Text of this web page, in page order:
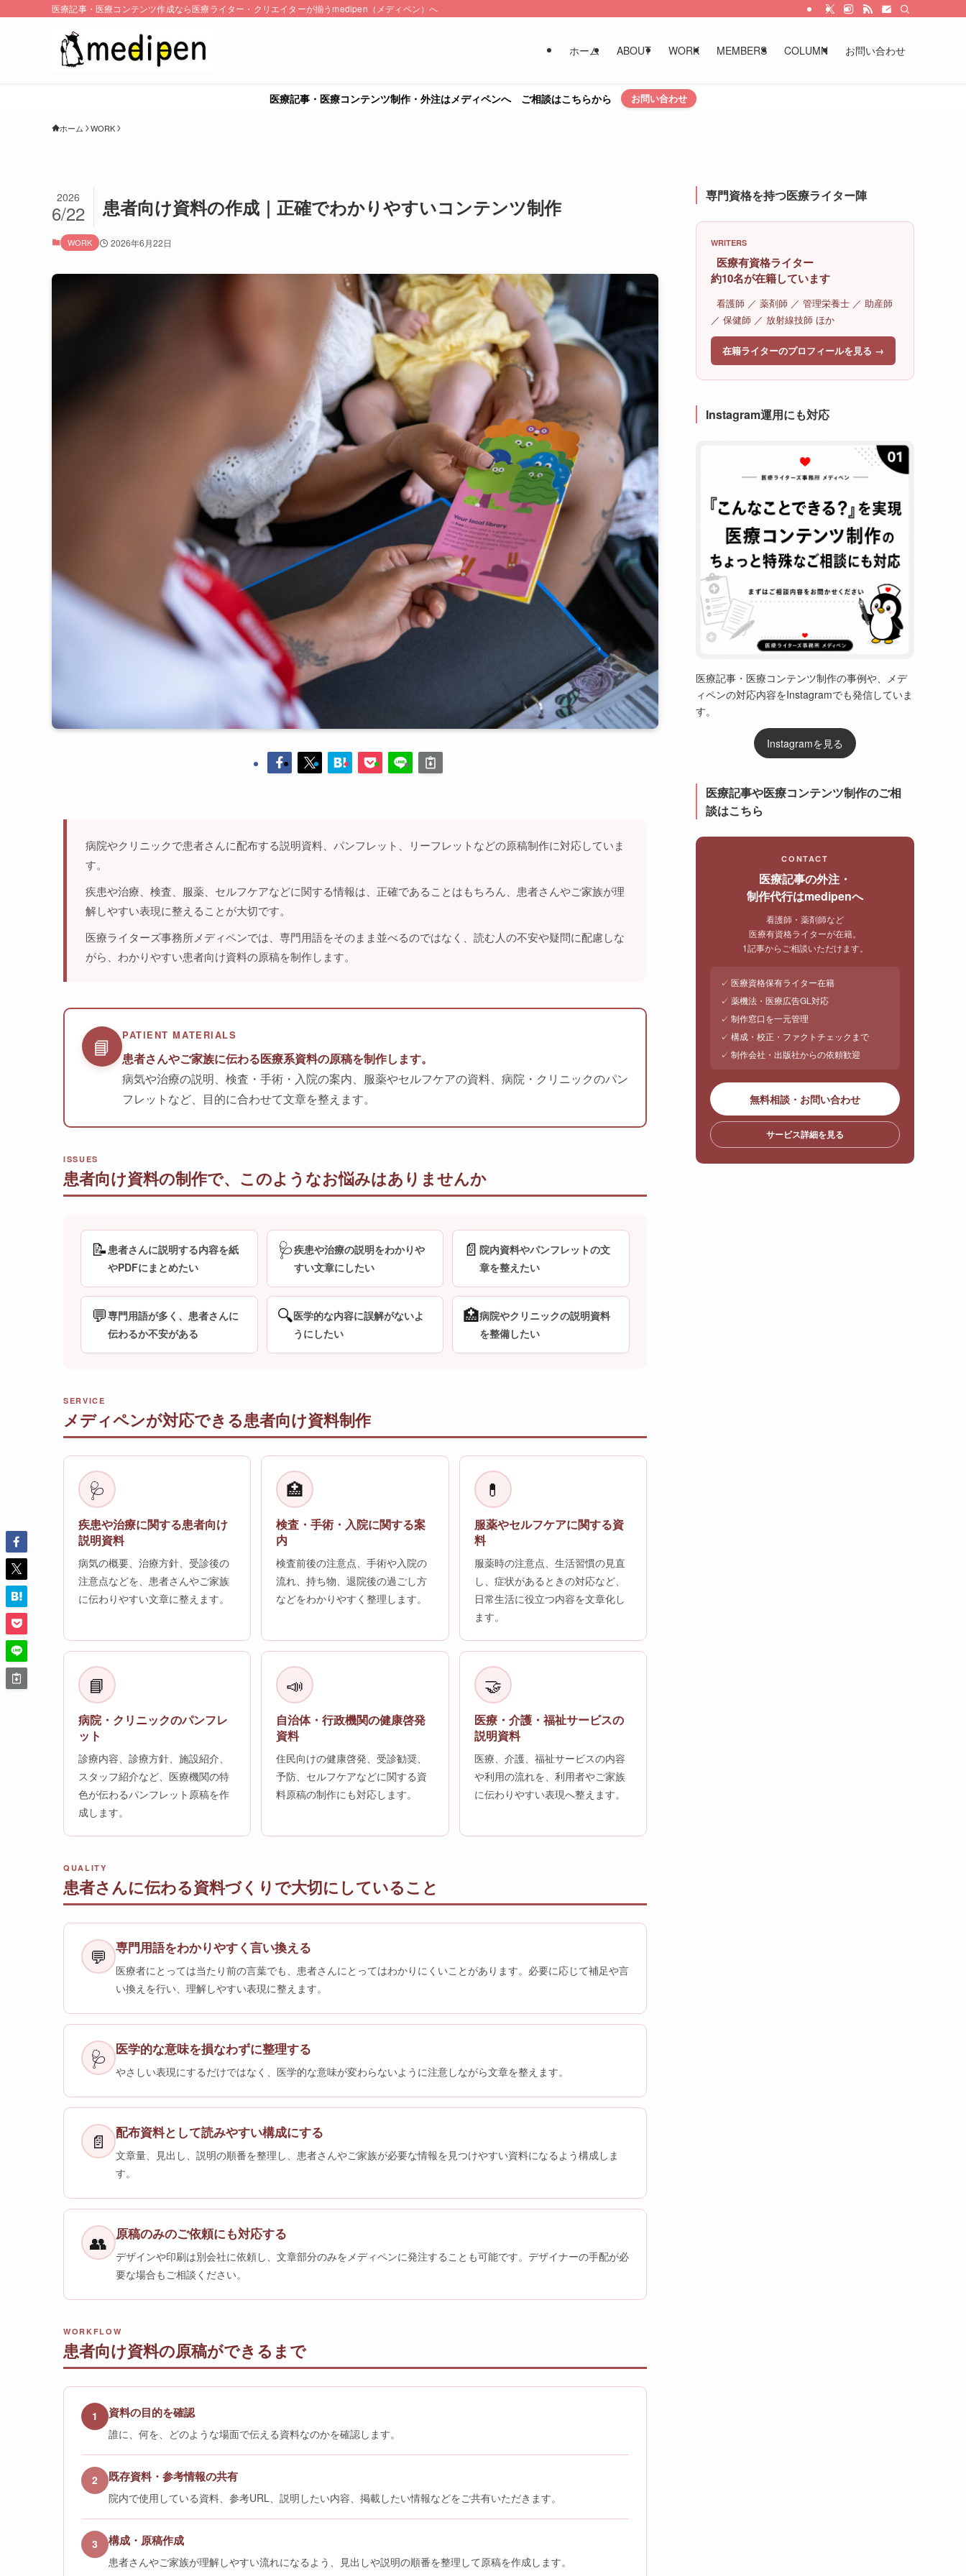
医療記事・医療コンテンツ作成なら医療ライター・クリエイターが揃うmedipen（メディペン）へ
ホーム ABOUT WORK MEMBERS COLUMN お問い合わせ
医療記事・医療コンテンツ制作・外注はメディペンへ ご相談はこちらから お問い合わせ
ホーム WORK
患者向け資料の作成｜正確でわかりやすいコンテンツ制作
2026
6/22
WORK 2026年6月22日
病院やクリニックで患者さんに配布する説明資料、パンフレット、リーフレットなどの原稿制作に対応していま
す。
疾患や治療、検査、服薬、セルフケアなどに関する情報は、正確であることはもちろん、患者さんやご家族が理
解しやすい表現に整えることが大切です。
医療ライターズ事務所メディペンでは、専門用語をそのまま並べるのではなく、読む人の不安や疑問に配慮しな
がら、わかりやすい患者向け資料の原稿を制作します。
📘 PATIENT MATERIALS
患者さんやご家族に伝わる医療系資料の原稿を制作します。
病気や治療の説明、検査・手術・入院の案内、服薬やセルフケアの資料、病院・クリニックのパン
フレットなど、目的に合わせて文章を整えます。
ISSUES
患者向け資料の制作で、このようなお悩みはありませんか
📝患者さんに説明する内容を紙
やPDFにまとめたい
🩺疾患や治療の説明をわかりや
すい文章にしたい
📄院内資料やパンフレットの文
章を整えたい
💬専門用語が多く、患者さんに
伝わるか不安がある
🔍医学的な内容に誤解がないよ
うにしたい
🏥病院やクリニックの説明資料
を整備したい
SERVICE
メディペンが対応できる患者向け資料制作
🩺
疾患や治療に関する患者向け
説明資料
病気の概要、治療方針、受診後の
注意点などを、患者さんやご家族
に伝わりやすい文章に整えます。
🏥
検査・手術・入院に関する案
内
検査前後の注意点、手術や入院の
流れ、持ち物、退院後の過ごし方
などをわかりやすく整理します。
💊
服薬やセルフケアに関する資
料
服薬時の注意点、生活習慣の見直
し、症状があるときの対応など、
日常生活に役立つ内容を文章化し
ます。
📘
病院・クリニックのパンフレ
ット
診療内容、診療方針、施設紹介、
スタッフ紹介など、医療機関の特
色が伝わるパンフレット原稿を作
成します。
📣
自治体・行政機関の健康啓発
資料
住民向けの健康啓発、受診勧奨、
予防、セルフケアなどに関する資
料原稿の制作にも対応します。
🤝
医療・介護・福祉サービスの
説明資料
医療、介護、福祉サービスの内容
や利用の流れを、利用者やご家族
に伝わりやすい表現へ整えます。
QUALITY
患者さんに伝わる資料づくりで大切にしていること
💬 専門用語をわかりやすく言い換える
医療者にとっては当たり前の言葉でも、患者さんにとってはわかりにくいことがあります。必要に応じて補足や言
い換えを行い、理解しやすい表現に整えます。
🩺 医学的な意味を損なわずに整理する
やさしい表現にするだけではなく、医学的な意味が変わらないように注意しながら文章を整えます。
📄 配布資料として読みやすい構成にする
文章量、見出し、説明の順番を整理し、患者さんやご家族が必要な情報を見つけやすい資料になるよう構成しま
す。
👥 原稿のみのご依頼にも対応する
デザインや印刷は別会社に依頼し、文章部分のみをメディペンに発注することも可能です。デザイナーの手配が必
要な場合もご相談ください。
WORKFLOW
患者向け資料の原稿ができるまで
1 資料の目的を確認
誰に、何を、どのような場面で伝える資料なのかを確認します。
2 既存資料・参考情報の共有
院内で使用している資料、参考URL、説明したい内容、掲載したい情報などをご共有いただきます。
3 構成・原稿作成
患者さんやご家族が理解しやすい流れになるよう、見出しや説明の順番を整理して原稿を作成します。
専門資格を持つ医療ライター陣
WRITERS
医療有資格ライター
約10名が在籍しています
看護師 ／ 薬剤師 ／ 管理栄養士 ／ 助産師
／ 保健師 ／ 放射線技師 ほか
在籍ライターのプロフィールを見る →
Instagram運用にも対応
医療記事・医療コンテンツ制作の事例や、メデ
ィペンの対応内容をInstagramでも発信していま
す。
Instagramを見る
医療記事や医療コンテンツ制作のご相
談はこちら
CONTACT
医療記事の外注・
制作代行はmedipenへ
看護師・薬剤師など
医療有資格ライターが在籍。
1記事からご相談いただけます。
✓ 医療資格保有ライター在籍
✓ 薬機法・医療広告GL対応
✓ 制作窓口を一元管理
✓ 構成・校正・ファクトチェックまで
✓ 制作会社・出版社からの依頼歓迎
無料相談・お問い合わせ
サービス詳細を見る